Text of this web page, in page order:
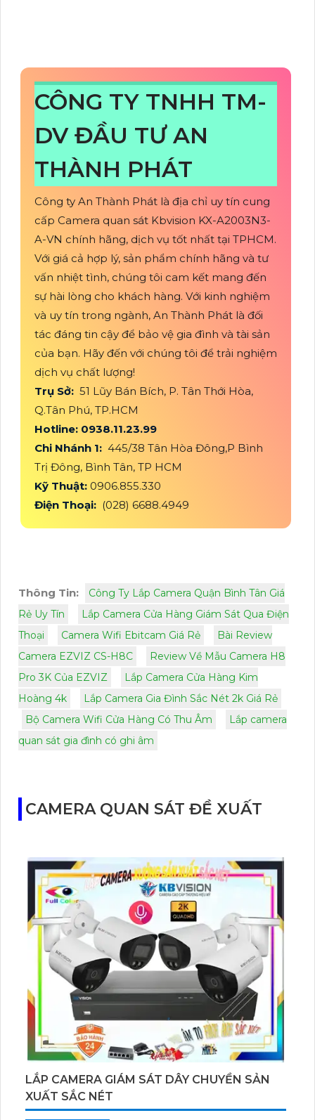
CÔNG TY TNHH TM-
DV ĐẦU TƯ AN
THÀNH PHÁT
Công ty An Thành Phát là địa chỉ uy tín cung
cấp Camera quan sát Kbvision KX-A2003N3-
A-VN chính hãng, dịch vụ tốt nhất tại TPHCM.
Với giá cả hợp lý, sản phẩm chính hãng và tư
vấn nhiệt tình, chúng tôi cam kết mang đến
sự hài lòng cho khách hàng. Với kinh nghiệm
và uy tín trong ngành, An Thành Phát là đối
tác đáng tin cậy để bảo vệ gia đình và tài sản
của bạn. Hãy đến với chúng tôi để trải nghiệm
dịch vụ chất lượng!
Trụ Sở: 51 Lũy Bán Bích, P. Tân Thới Hòa,
Q.Tân Phú, TP.HCM
Hotline: 0938.11.23.99
Chi Nhánh 1: 445/38 Tân Hòa Đông,P Bình
Trị Đông, Bình Tân, TP HCM
Kỹ Thuật: 0906.855.330
Điện Thoại: (028) 6688.4949
Thông Tin:
Công Ty Lắp Camera Quận Bình Tân Giá
Rẻ Uy Tín
Lắp Camera Cửa Hàng Giám Sát Qua Điện
Thoại
Camera Wifi Ebitcam Giá Rẻ
Bài Review
Camera EZVIZ CS-H8C
Review Về Mẫu Camera H8
Pro 3K Của EZVIZ
Lắp Camera Cửa Hàng Kim
Hoàng 4k
Lắp Camera Gia Đình Sắc Nét 2k Giá Rẻ
Bộ Camera Wifi Cửa Hàng Có Thu Âm
Lắp camera
quan sát gia đình có ghi âm
CAMERA QUAN SÁT ĐỀ XUẤT
LẮP CAMERA GIÁM SÁT DÂY CHUYỀN SẢN
XUẤT SẮC NÉT